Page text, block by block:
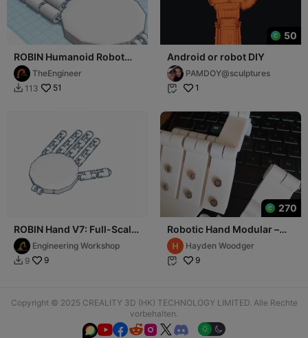
ROBIN Humanoid Robot
Hand V5.1
TheEngineer
 113 51
50
Android or robot DIY
PAMDOY@sculptures
 1
ROBIN Hand V7: Full-Scale
3d printed Humanoid
RobotEngineering Workshop
 9 9
270
Robotic Hand Modular –
Life-Sized, Posable, No
Electronics
Hayden Woodger
 9
Copyright © 2025 CREALITY 3D (HK) TECHNOLOGY LIMITED. Alle Rechte
vorbehalten.
  